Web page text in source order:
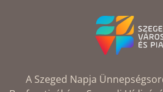
A Szeged Napja